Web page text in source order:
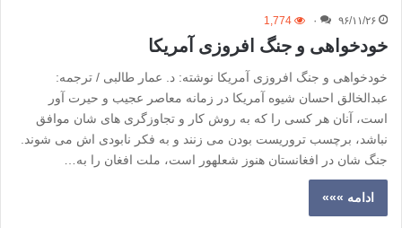
۹۶/۱۱/۲۶ ۰ 1,774
خودخواهی و جنگ افروزی آمریکا
خودخواهی و جنگ افروزی آمریکا نوشته:‌ د. عمار طالبی / ترجمه:
عبدالخالق احسان شیوه آمریکا در زمانه معاصر عجیب و حیرت آور
است، آنان هر کسی را که به روش کار و تجاوزگری های شان موافق
نباشد، برچسب تروریست بودن می زنند و به فکر نابودی اش می شوند.
جنگ شان در افغانستان هنوز شعله­ور است،‌ ملت افغان را به…
ادامه »»»